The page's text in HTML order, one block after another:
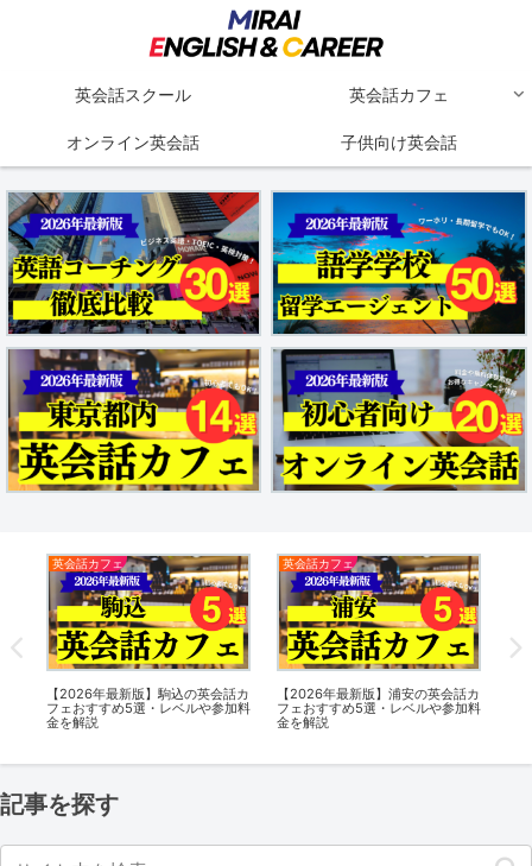
英会話スクール 英会話カフェ
オンライン英会話 子供向け英会話
英会話カフェ
【2026年最新版】駒込の英会話カ
フェおすすめ5選・レベルや参加料
金を解説
英会話カフェ
【2026年最新版】浦安の英会話カ
フェおすすめ5選・レベルや参加料
金を解説
記事を探す